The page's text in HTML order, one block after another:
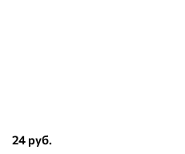
24 руб.